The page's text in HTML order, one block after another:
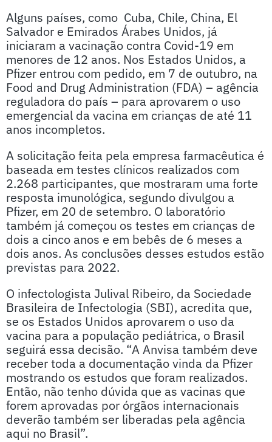
Alguns países, como Cuba, Chile, China, El
Salvador e Emirados Árabes Unidos, já
iniciaram a vacinação contra Covid-19 em
menores de 12 anos. Nos Estados Unidos, a
Pfizer entrou com pedido, em 7 de outubro, na
Food and Drug Administration (FDA) – agência
reguladora do país – para aprovarem o uso
emergencial da vacina em crianças de até 11
anos incompletos.
A solicitação feita pela empresa farmacêutica é
baseada em testes clínicos realizados com
2.268 participantes, que mostraram uma forte
resposta imunológica, segundo divulgou a
Pfizer, em 20 de setembro. O laboratório
também já começou os testes em crianças de
dois a cinco anos e em bebês de 6 meses a
dois anos. As conclusões desses estudos estão
previstas para 2022.
O infectologista Julival Ribeiro, da Sociedade
Brasileira de Infectologia (SBI), acredita que,
se os Estados Unidos aprovarem o uso da
vacina para a população pediátrica, o Brasil
seguirá essa decisão. “A Anvisa também deve
receber toda a documentação vinda da Pfizer
mostrando os estudos que foram realizados.
Então, não tenho dúvida que as vacinas que
forem aprovadas por órgãos internacionais
deverão também ser liberadas pela agência
aqui no Brasil”.